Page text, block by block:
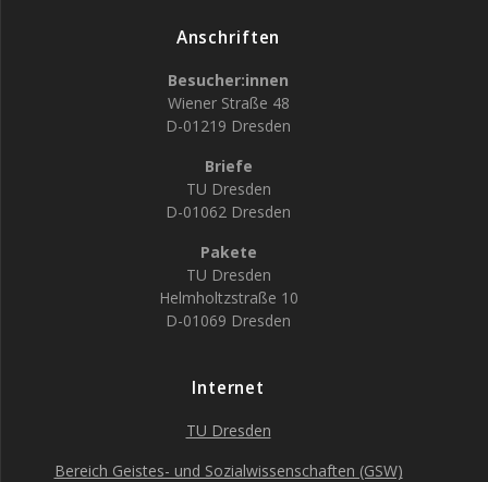
Anschriften
Besucher:innen
Wiener Straße 48
D-01219 Dresden
Briefe
TU Dresden
D-01062 Dresden
Pakete
TU Dresden
Helmholtzstraße 10
D-01069 Dresden
Internet
TU Dresden
Bereich Geistes- und Sozialwissenschaften (GSW)